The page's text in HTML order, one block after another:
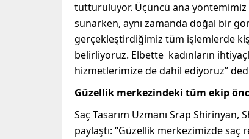
tutturuluyor. Üçüncü ana yöntemimiz
sunarken, aynı zamanda doğal bir
gerçekleştirdiğimiz tüm işlemlerde
belirliyoruz. Elbette kadınların
hizmetlerimize de dahil ediyoruz”
Güzellik merkezindeki tüm ekip
Saç Tasarım Uzmanı Srap
paylaştı: “Güzellik merkezimizde saç